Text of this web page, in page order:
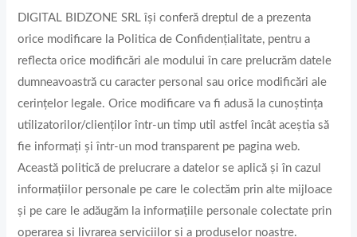
DIGITAL BIDZONE SRL își conferă dreptul de a prezenta
orice modificare la Politica de Confidențialitate, pentru a
reflecta orice modificări ale modului în care prelucrăm datele
dumneavoastră cu caracter personal sau orice modificări ale
cerințelor legale. Orice modificare va fi adusă la cunoștința
utilizatorilor/clienților într-un timp util astfel încât aceștia să
fie informați și într-un mod transparent pe pagina web.
Această politică de prelucrare a datelor se aplică și în cazul
informațiilor personale pe care le colectăm prin alte mijloace
și pe care le adăugăm la informațiile personale colectate prin
operarea și livrarea serviciilor și a produselor noastre.